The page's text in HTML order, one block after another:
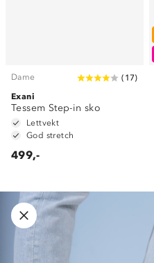
Dame ( 17)
Exani
Tessem Step-in sko
Lettvekt
God stretch
499,-